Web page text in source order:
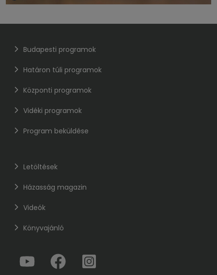
Budapesti programok
Határon túli programok
Központi programok
Vidéki programok
Program beküldése
Letöltések
Házasság magazin
Videók
Könyvajánló